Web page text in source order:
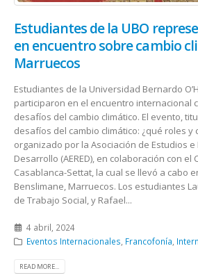
Estudiantes de la UBO
en encuentro sobre cambio
Marruecos
Estudiantes de la Universidad Bernardo
participaron en el encuentro internacional
desafíos del cambio climático. El evento,
desafíos del cambio climático: ¿qué roles y
organizado por la Asociación de Estudios
Desarrollo (AERED), en colaboración con el
Casablanca-Settat, la cual se llevó a cabo
Benslimane, Marruecos. Los estudiantes
de Trabajo Social, y Rafael...
4 abril, 2024
Eventos Internacionales Francofonía
READ MORE...